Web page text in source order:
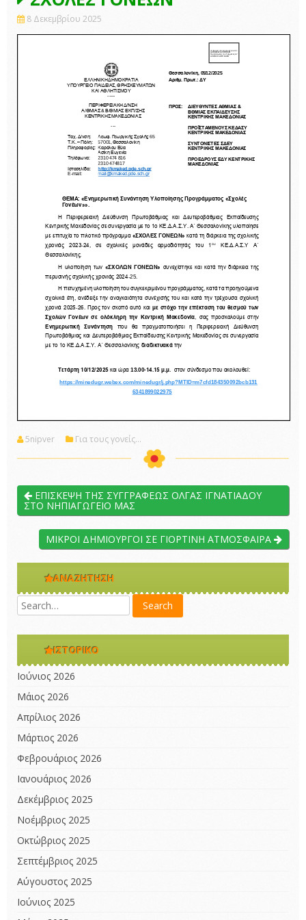
8 Δεκεμβρίου 2025
5nipver Για τους γονείς...
ΕΠΙΣΚΕΨΗ ΤΗΣ ΣΥΓΓΡΑΦΕΩΣ ΟΛΓΑΣ ΙΓΝΑΤΙΑΔΟΥ
ΣΤΟ ΝΗΠΙΑΓΩΓΕΙΟ ΜΑΣ
ΜΙΚΡΟΙ ΔΗΜΙΟΥΡΓΟΙ ΣΕ ΓΙΟΡΤΙΝΗ ΑΤΜΟΣΦΑΙΡΑ
ΑΝΑΖΉΤΗΣΗ
ΙΣΤΟΡΙΚΌ
Ιούνιος 2026
Μάιος 2026
Απρίλιος 2026
Μάρτιος 2026
Φεβρουάριος 2026
Ιανουάριος 2026
Δεκέμβριος 2025
Νοέμβριος 2025
Οκτώβριος 2025
Σεπτέμβριος 2025
Αύγουστος 2025
Ιούνιος 2025